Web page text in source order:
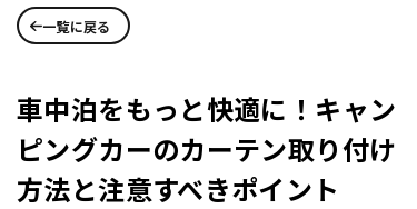
一覧に戻る
車中泊をもっと快適に！キャン
ピングカーのカーテン取り付け
方法と注意すべきポイント